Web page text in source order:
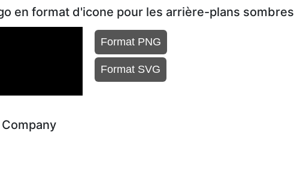
en format d'icone pour les arrière-plans sombres
Format PNG
Format SVG